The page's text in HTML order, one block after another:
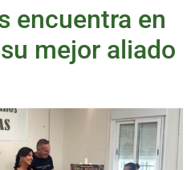
encuentra en
mejor aliado